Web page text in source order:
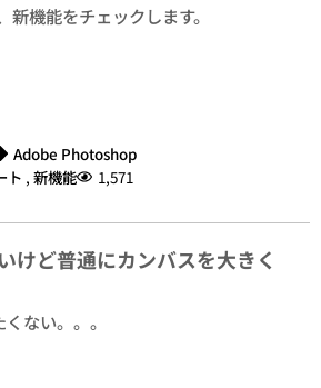
機能をチェックします。
Adobe Photoshop
ト , 新機能 1,571
けど普通にカンバスを大きく
ない。。。